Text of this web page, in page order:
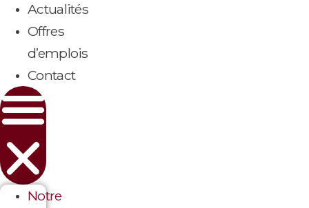
Actualités
Offres
d’emplois
Contact
Notre